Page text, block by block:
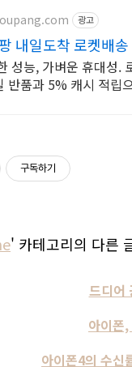
광고
내일도착 로켓배송
성능, 가벼운 휴대성.
반품과 5% 캐시 적립
구독하기
' 카테고리의 다른
드디어
아이폰
아이폰4의 수